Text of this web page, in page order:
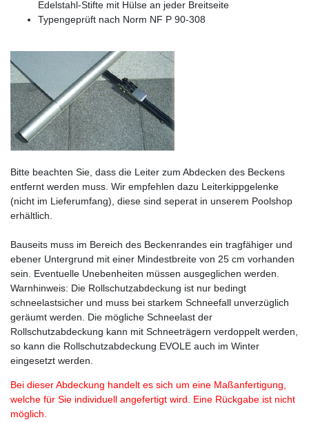
Edelstahl-Stifte mit Hülse an jeder Breitseite
Typengeprüft nach Norm NF P 90-308
Bitte beachten Sie, dass die Leiter zum Abdecken des Beckens
entfernt werden muss. Wir empfehlen dazu Leiterkippgelenke
(nicht im Lieferumfang), diese sind seperat in unserem Poolshop
erhältlich.
Bauseits muss im Bereich des Beckenrandes ein tragfähiger und
ebener Untergrund mit einer Mindestbreite von 25 cm vorhanden
sein. Eventuelle Unebenheiten müssen ausgeglichen werden.
Warnhinweis: Die Rollschutzabdeckung ist nur bedingt
schneelastsicher und muss bei starkem Schneefall unverzüglich
geräumt werden. Die mögliche Schneelast der
Rollschutzabdeckung kann mit Schneeträgern verdoppelt werden,
so kann die Rollschutzabdeckung EVOLE auch im Winter
eingesetzt werden.
Bei dieser Abdeckung handelt es sich um eine Maßanfertigung,
welche für Sie individuell angefertigt wird. Eine Rückgabe ist nicht
möglich.